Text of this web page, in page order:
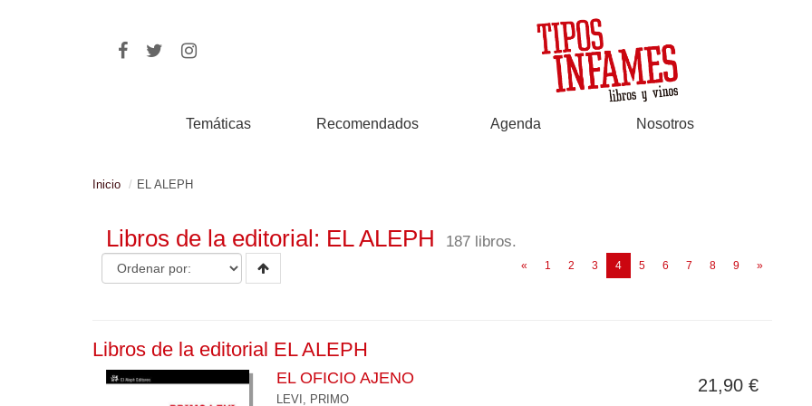
Temáticas Recomendados Agenda Nosotros
Inicio EL ALEPH
Libros de la editorial: EL ALEPH 187 libros.
« 1 2 3 4(current)
5 6 7 8 9 »
Libros de la editorial EL ALEPH
EL OFICIO AJENO
LEVI, PRIMO
21,90 €